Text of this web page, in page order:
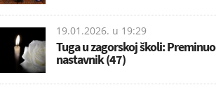
19.01.2026. u 19:29
Tuga u zagorskoj školi: Preminuo
nastavnik (47)